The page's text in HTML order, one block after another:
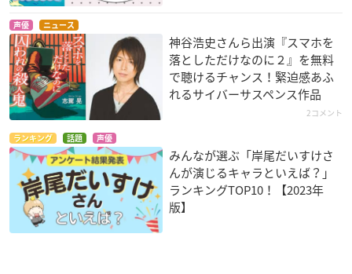
声優 ニュース
神谷浩史さんら出演『スマホを
落としただけなのに２』を無料
で聴けるチャンス！緊迫感あふ
れるサイバーサスペンス作品
2コメント
ランキング 話題 声優
みんなが選ぶ「岸尾だいすけさ
んが演じるキャラといえば？」
ランキングTOP10！【2023年
版】